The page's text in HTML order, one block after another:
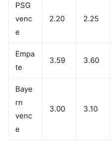
PSG
venc
e
2.20 2.25
Empa
te
3.59 3.60
Baye
rn
venc
e
3.00 3.10